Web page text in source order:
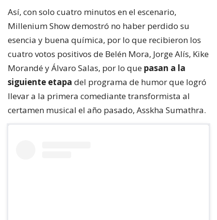
Así, con solo cuatro minutos en el escenario,
Millenium Show demostró no haber perdido su
esencia y buena química, por lo que recibieron los
cuatro votos positivos de Belén Mora, Jorge Alís, Kike
Morandé y Álvaro Salas, por lo que pasan a la
siguiente etapa del programa de humor que logró
llevar a la primera comediante transformista al
certamen musical el año pasado, Asskha Sumathra.